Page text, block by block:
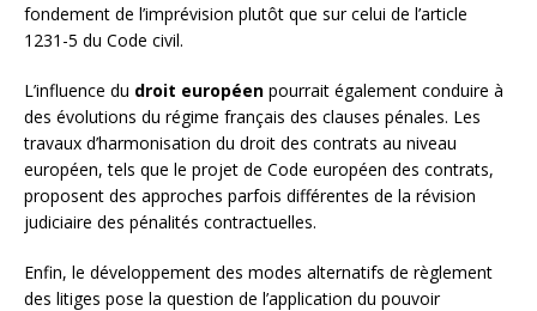
fondement de l’imprévision plutôt que sur celui de l’article
1231-5 du Code civil.
L’influence du droit européen pourrait également conduire à
des évolutions du régime français des clauses pénales. Les
travaux d’harmonisation du droit des contrats au niveau
européen, tels que le projet de Code européen des contrats,
proposent des approches parfois différentes de la révision
judiciaire des pénalités contractuelles.
Enfin, le développement des modes alternatifs de règlement
des litiges pose la question de l’application du pouvoir